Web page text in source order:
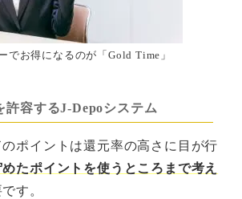
でお得になるのが「Gold Time」
容するJ-Depoシステム
ポイントは還元率の高さに目が行
めたポイントを使うところまで考え
す。